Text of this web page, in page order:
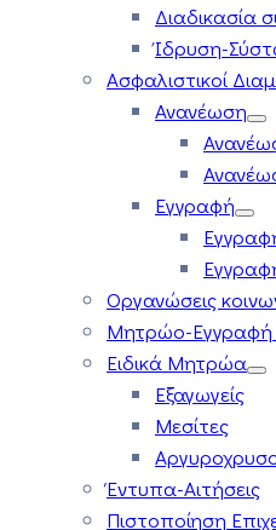
Διαδικασία
Ίδρυση-
Ασφαλιστικοί
Ανανέωση
Εγγραφή
Οργανώσεις
Μητρώο-Εγγραφή
Ειδικά Μητρώα
Εξαγωγείς
Μεσίτες
Έντυπα-Αιτήσεις
Πιστοποίηση